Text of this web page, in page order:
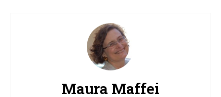
Maura Maffei